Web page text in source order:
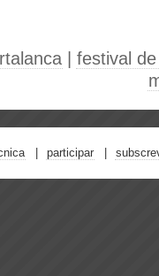
festival
participar